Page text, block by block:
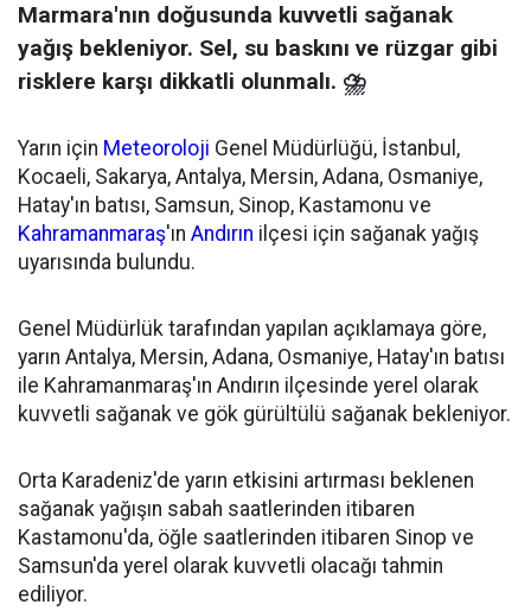
Marmara'nın doğusunda kuvvetli sağanak
yağış bekleniyor. Sel, su baskını ve rüzgar gibi
risklere karşı dikkatli olunmalı. ⛈️
Yarın için Meteoroloji Genel Müdürlüğü, İstanbul,
Kocaeli, Sakarya, Antalya, Mersin, Adana, Osmaniye,
Hatay'ın batısı, Samsun, Sinop, Kastamonu ve
Kahramanmaraş'ın Andırın ilçesi için sağanak yağış
uyarısında bulundu.
Genel Müdürlük tarafından yapılan açıklamaya göre,
yarın Antalya, Mersin, Adana, Osmaniye, Hatay'ın batısı
ile Kahramanmaraş'ın Andırın ilçesinde yerel olarak
kuvvetli sağanak ve gök gürültülü sağanak bekleniyor.
Orta Karadeniz'de yarın etkisini artırması beklenen
sağanak yağışın sabah saatlerinden itibaren
Kastamonu'da, öğle saatlerinden itibaren Sinop ve
Samsun'da yerel olarak kuvvetli olacağı tahmin
ediliyor.